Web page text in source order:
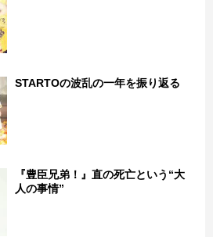
STARTOの波乱の一年を振り返る
『豊臣兄弟！』直の死亡という“大
人の事情”